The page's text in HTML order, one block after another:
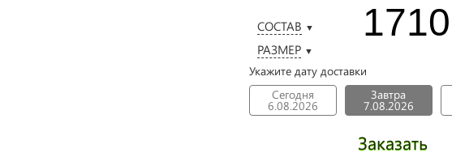
СОСТАВ ▼
РАЗМЕР ▼
1710
Укажите дату доставки
Сегодня
6.08.2026
Завтра
7.08.2026
Заказать